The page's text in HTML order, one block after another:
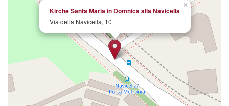
×
Kirche Santa Maria in Domnica alla Navicella
Via della Navicella, 10